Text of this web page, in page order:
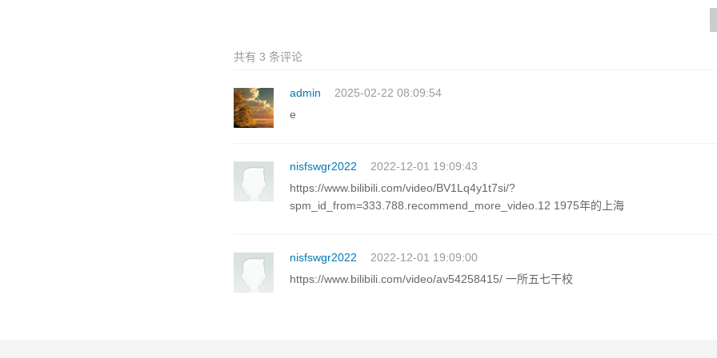
共有 3 条评论
admin
2025-02-22 08:09:54
e
nisfswgr2022
2022-12-01 19:09:43
https://www.bilibili.com/video/BV1Lq4y1t7si/?
spm_id_from=333.788.recommend_more_video.12 1975年的上海
nisfswgr2022
2022-12-01 19:09:00
https://www.bilibili.com/video/av54258415/ 一所五七干校